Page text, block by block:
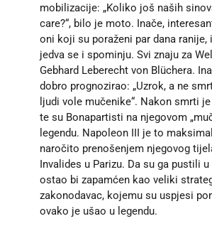
mobilizacije: „Koliko još naših
care?“, bilo je moto. Inače,
oni koji su poraženi par dana ranije,
jedva se i spominju. Svi znaju za
Gebhard Leberecht von Blüchera.
dobro prognozirao: „Uzrok, a ne
ljudi vole mučenike“. Nakon smrti
te su Bonapartisti na njegovom
legendu. Napoleon III je to
naročito prenošenjem njegovog
Invalides u Parizu. Da su ga pustili
ostao bi zapamćen kao veliki
zakonodavac, kojemu su uspjesi
ovako je ušao u legendu.